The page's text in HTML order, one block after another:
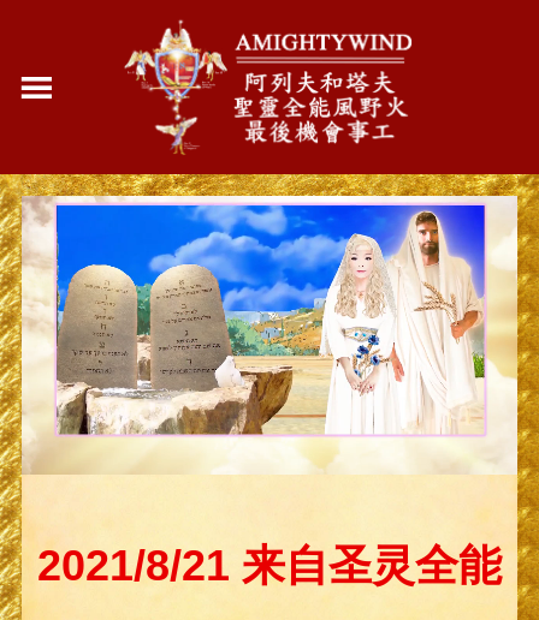
2021/8/21 来自圣灵全能